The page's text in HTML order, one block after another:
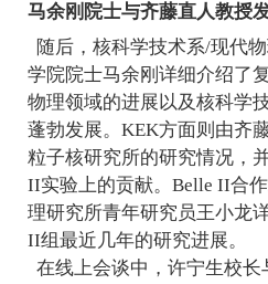
马余刚院士与齐藤直人教授
随后，核科学技术系/现代
学院院士马余刚详细介绍了
物理领域的进展以及核科学
蓬勃发展。 KEK方面则由齐
粒子核研究所的研究情况，
II实验上的贡献。 Belle II合
理研究所青年研究员王小龙
II组最近几年的研究进展。
在线上会谈中，许宁生校长